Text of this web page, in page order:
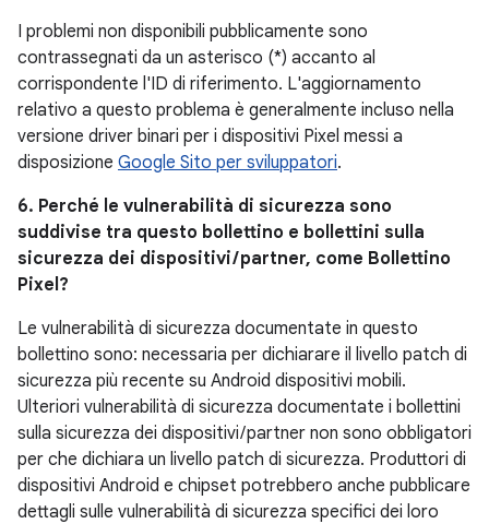
I problemi non disponibili pubblicamente sono
contrassegnati da un asterisco (*) accanto al
corrispondente l'ID di riferimento. L'aggiornamento
relativo a questo problema è generalmente incluso nella
versione driver binari per i dispositivi Pixel messi a
disposizione Google Sito per sviluppatori.
6. Perché le vulnerabilità di sicurezza sono
suddivise tra questo bollettino e bollettini sulla
sicurezza dei dispositivi / partner, come Bollettino
Pixel?
Le vulnerabilità di sicurezza documentate in questo
bollettino sono: necessaria per dichiarare il livello patch di
sicurezza più recente su Android dispositivi mobili.
Ulteriori vulnerabilità di sicurezza documentate i bollettini
sulla sicurezza dei dispositivi / partner non sono obbligatori
per che dichiara un livello patch di sicurezza. Produttori di
dispositivi Android e chipset potrebbero anche pubblicare
dettagli sulle vulnerabilità di sicurezza specifici dei loro